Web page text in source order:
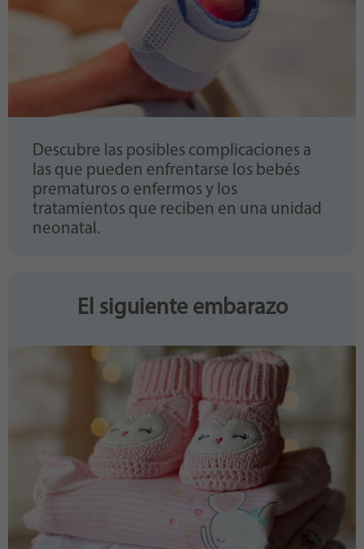
Descubre las posibles complicaciones a
las que pueden enfrentarse los bebés
prematuros o enfermos y los
tratamientos que reciben en una unidad
neonatal.
El siguiente embarazo